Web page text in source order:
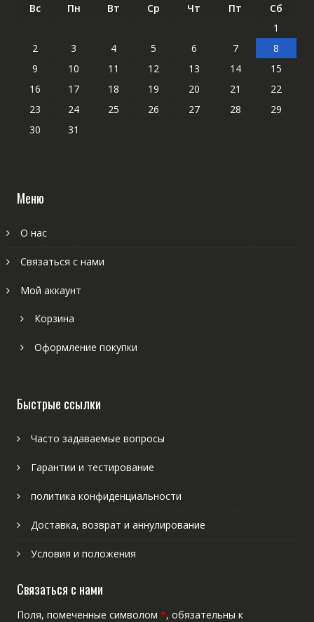
Вс Пн Вт Ср Чт Пт
Сб
1
2
3 4 5 6 7
8
9
10 11 12 13 14
15
16
17 18 19 20 21
22
23
24 25 26 27 28
29
30
31
Меню
О нас
Связаться с нами
Мой аккаунт
Корзина
Оформление покупки
Быстрые ссылки
Часто задаваемые вопросы
Гарантии и тестирование
политика конфиденциальности
Доставка, возврат и аннулирование
Условия и положения
Связаться с нами
Поля, помеченные символом *, обязательны к